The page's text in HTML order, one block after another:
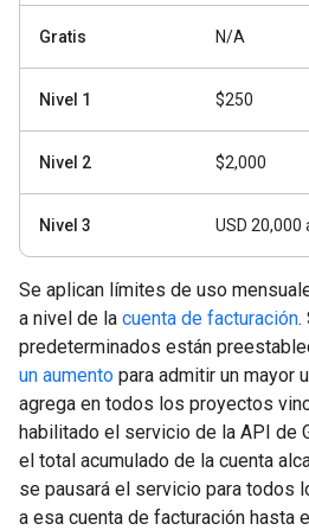
Gratis N/A
Nivel 1 $250
Nivel 2 $2,000
Nivel 3 USD 20,000
Se aplican límites de uso
a nivel de la cuenta de facturación.
predeterminados están
un aumento para admitir un mayor
agrega en todos los proyectos
habilitado el servicio de la API de
el total acumulado de la cuenta
se pausará el servicio para todos
a esa cuenta de facturación hasta